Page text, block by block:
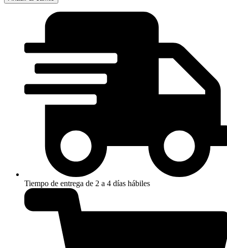
NEGRO
Tiempo de entrega de 2 a 4 días hábiles